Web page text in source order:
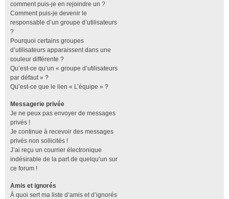
comment puis-je en rejoindre un ?
Comment puis-je devenir le
responsable d’un groupe d’utilisateurs
?
Pourquoi certains groupes
d’utilisateurs apparaissent dans une
couleur différente ?
Qu’est-ce qu’un « groupe d’utilisateurs
par défaut » ?
Qu’est-ce que le lien « L’équipe » ?
Messagerie privée
Je ne peux pas envoyer de messages
privés !
Je continue à recevoir des messages
privés non sollicités !
J’ai reçu un courrier électronique
indésirable de la part de quelqu’un sur
ce forum !
Amis et ignorés
À quoi sert ma liste d’amis et d’ignorés